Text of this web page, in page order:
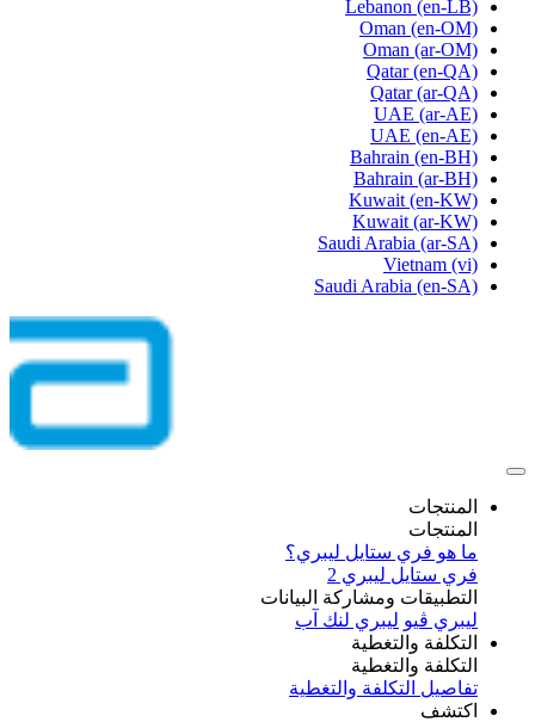
Lebanon (en-LB)
Oman (en-OM)
Oman (ar-OM)
Qatar (en-QA)
Qatar (ar-QA)
UAE (ar-AE)
UAE (en-AE)
Bahrain (en-BH)
Bahrain (ar-BH)
Kuwait (en-KW)
Kuwait (ar-KW)
Saudi Arabia (ar-SA)
Vietnam (vi)
Saudi Arabia (en-SA)
المنتجات
المنتجات
ما هو فري ستايل ليبري؟
فري ستايل ليبري 2
التطبيقات ومشاركة البيانات
ليبري ڤيو ليبري لنك آب
التكلفة والتغطية
التكلفة والتغطية
تفاصيل التكلفة والتغطية
اكتشف​